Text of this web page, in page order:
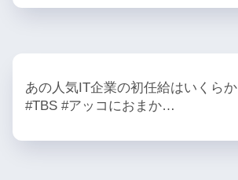
あの人気IT企業の初任給はいくらか
#TBS #アッコにおまか…